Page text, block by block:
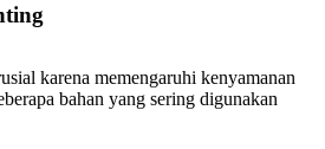
karena memengaruhi kenyamanan
bahan yang sering digunakan